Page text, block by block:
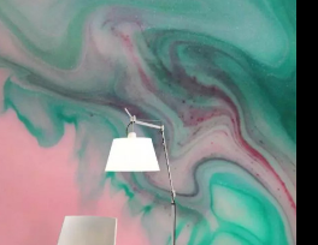
sau abstracte, în funcție de
a-ți pune creativitatea în
se aplică cu ușurință,
așa cum ți-l dorești, pentru că
se potrivească perfect cu
diferența și pentru tine, așa
chiar acum colecțiile